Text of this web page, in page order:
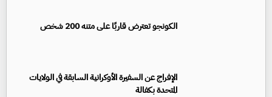
الكونجو تعترض قاربًا على متنه 200 شخص
الإفراج عن السفيرة الأوكرانية السابقة في الولايات
المتحدة بكفالة